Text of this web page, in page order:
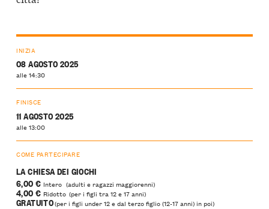
INIZIA
08 AGOSTO 2025
alle 14:30
FINISCE
11 AGOSTO 2025
alle 13:00
COME PARTECIPARE
LA CHIESA DEI GIOCHI
6,00 € Intero (adulti e ragazzi maggiorenni)
4,00 € Ridotto (per i figli tra 12 e 17 anni)
GRATUITO(per i figli under 12 e dal terzo figlio (12-17 anni) in poi)